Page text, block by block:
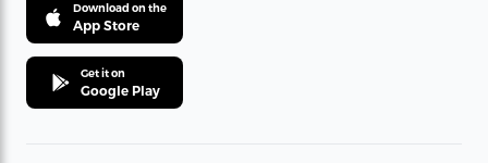
Download on the
App Store
Get it on
Google Play